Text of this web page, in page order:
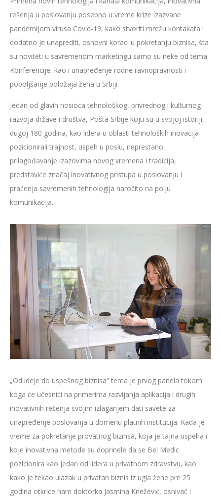
rešenja u poslovanju posebno u vreme krize izazvane
pandemijom virusa Covid-19, kako stvoriti mrežu kontakata i
dodatno je unaprediti, osnovni koraci u pokretanju biznisa, šta
su noviteti u savremenom marketingu samo su neke od tema
Konferencije, kao i unapređenje rodne ravnopravnosti i
poboljšanje položaja žena u Srbiji.
Jedan od glavih nosioca tehnološkog, privrednog i kulturnog
razvoja države i društva, Pošta Srbije koju su u svojoj istoriji,
dugoj 180 godina, kao lidera u oblasti tehnoloških inovacija
pozicionirali trajnost, uspeh u poslu, neprestano
prilagođavanje izazovima novog vremena i tradicija,
predstaviće značaj inovativnog pristupa u poslovanju i
praćenja savremenih tehnologija naročito na polju
komunikacija.
„Od ideje do uspešnog biznisa“ tema je prvog panela tokom
koga će učesnici na primerima razvijanja aplikacija i drugih
inovativnih rešenja svojim izlaganjem dati savete za
unapređenje poslovanja u domenu platnih institucija. Kada je
vreme za pokretanje provatnog biznisa, koja je tajna uspeha i
koje inovativna metode su doprinele da se Bel Medic
pozicionira kao jedan od lidera u privatnom zdravstvu, kao i
kako je tekao ulazak u privatan biznis iz ugla žene pre 25
godina otkriće nam doktorka Jasmina Knežević, osnivač i